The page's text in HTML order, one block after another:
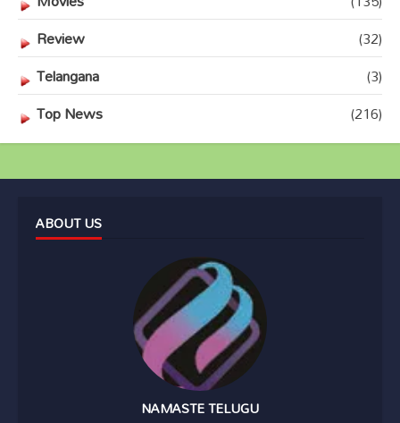
Review
(32)
Telangana
(3)
Top News
(216)
ABOUT US
NAMASTE TELUGU